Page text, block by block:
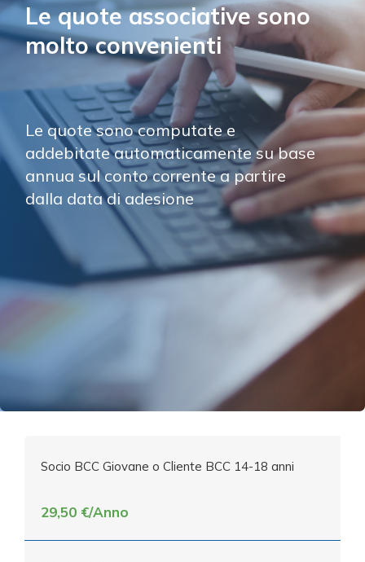
Le quote associative sono
molto convenienti
Le quote sono computate e
addebitate automaticamente su base
annua sul conto corrente a partire
dalla data di adesione
Socio BCC Giovane o Cliente BCC 14-18 anni
29,50 €/Anno